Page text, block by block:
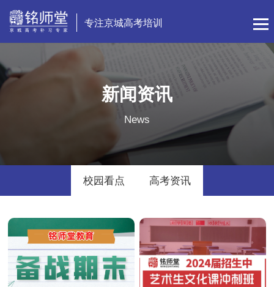
专注京城高考培训
新闻资讯
News
校园看点 高考资讯